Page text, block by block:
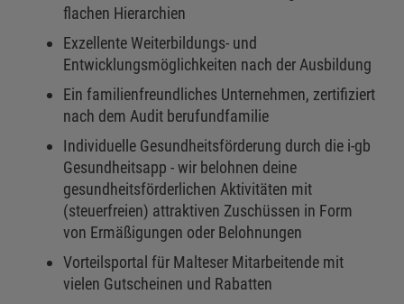
flachen Hierarchien
Exzellente Weiterbildungs- und
Entwicklungsmöglichkeiten nach der Ausbildung
Ein familienfreundliches Unternehmen, zertifiziert
nach dem Audit berufundfamilie
Individuelle Gesundheitsförderung durch die i-gb
Gesundheitsapp - wir belohnen deine
gesundheitsförderlichen Aktivitäten mit
(steuerfreien) attraktiven Zuschüssen in Form
von Ermäßigungen oder Belohnungen
Vorteilsportal für Malteser Mitarbeitende mit
vielen Gutscheinen und Rabatten